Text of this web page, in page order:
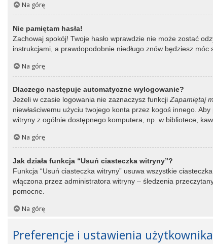
Na górę
Nie pamiętam hasła!
Zachowaj spokój! Twoje hasło wprawdzie nie może zostać
instrukcjami, a prawdopodobnie niedługo znów będziesz móc
Na górę
Dlaczego następuje automatyczne wylogowanie?
Jeżeli w czasie logowania nie zaznaczysz funkcjiZapamiętaj
niewłaściwemu użyciu twojego konta przez kogoś innego.
witryny z ogólnie dostępnego komputera, np. w bibliotece,
Na górę
Jak działa funkcja “Usuń ciasteczka witryny”?
Funkcja “Usuń ciasteczka witryny” usuwa wszystkie
włączona przez administratora witryny – śledzenia
pomocne.
Na górę
Preferencje i ustawienia użytkownika